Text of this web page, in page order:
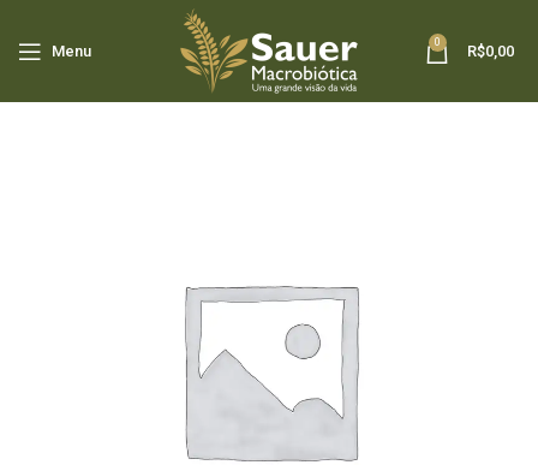
Menu
0
R$0,00